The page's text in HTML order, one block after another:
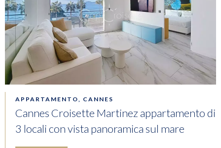
APPARTAMENTO, CANNES
Cannes Croisette Martinez appartamento di
3 locali con vista panoramica sul mare